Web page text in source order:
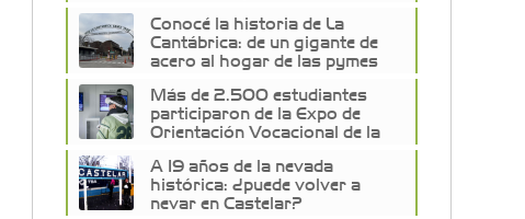
Conocé la historia de La
Cantábrica: de un gigante de
acero al hogar de las pymes
Más de 2.500 estudiantes
participaron de la Expo de
Orientación Vocacional de la
A 19 años de la nevada
histórica: ¿puede volver a
nevar en Castelar?